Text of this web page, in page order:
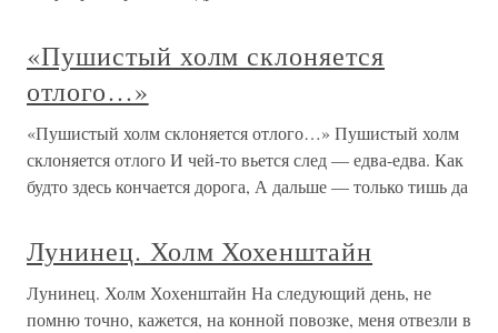
«Пушистый холм склоняется
отлого…»
«Пушистый холм склоняется отлого…» Пушистый холм
склоняется отлого И чей-то вьется след — едва-едва. Как
будто здесь кончается дорога, А дальше — только тишь да
Лунинец. Холм Хохенштайн
Лунинец. Холм Хохенштайн На следующий день, не
помню точно, кажется, на конной повозке, меня отвезли в